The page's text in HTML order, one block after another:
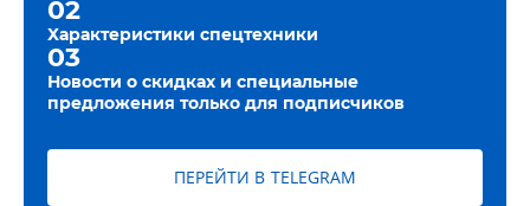
02
Характеристики спецтехники
03
Новости о скидках и специальные
предложения только для подписчиков
ПЕРЕЙТИ В TELEGRAM